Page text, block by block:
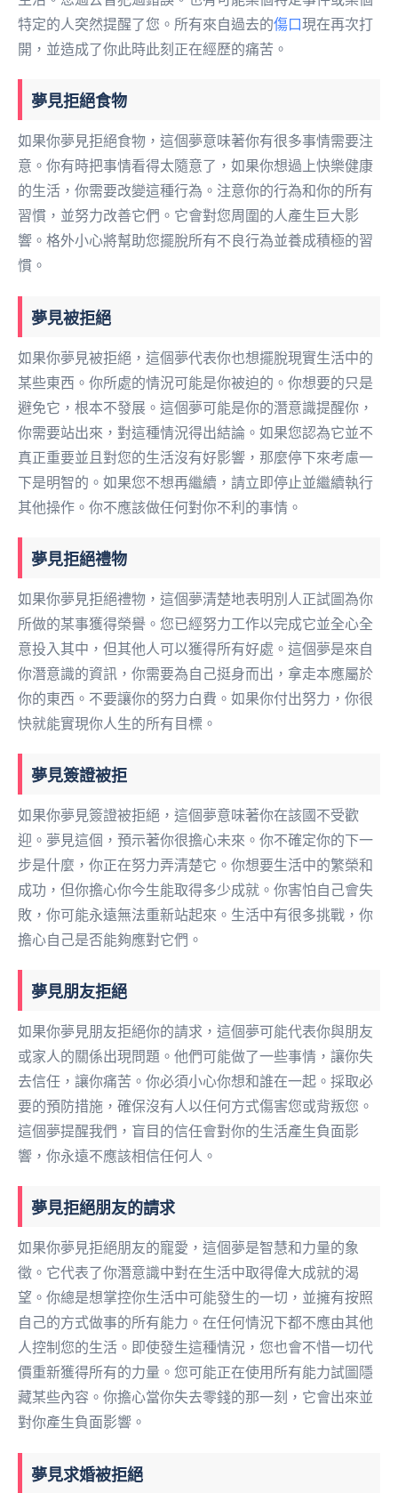
特定的人突然提醒了您。所有來自過去的傷口現在再次打
開，並造成了你此時此刻正在經歷的痛苦。
夢見拒絕食物
如果你夢見拒絕食物，這個夢意味著你有很多事情需要注
意。你有時把事情看得太隨意了，如果你想過上快樂健康
的生活，你需要改變這種行為。注意你的行為和你的所有
習慣，並努力改善它們。它會對您周圍的人產生巨大影
響。格外小心將幫助您擺脫所有不良行為並養成積極的習
慣。
夢見被拒絕
如果你夢見被拒絕，這個夢代表你也想擺脫現實生活中的
某些東西。你所處的情況可能是你被迫的。你想要的只是
避免它，根本不發展。這個夢可能是你的潛意識提醒你，
你需要站出來，對這種情況得出結論。如果您認為它並不
真正重要並且對您的生活沒有好影響，那麼停下來考慮一
下是明智的。如果您不想再繼續，請立即停止並繼續執行
其他操作。你不應該做任何對你不利的事情。
夢見拒絕禮物
如果你夢見拒絕禮物，這個夢清楚地表明別人正試圖為你
所做的某事獲得榮譽。您已經努力工作以完成它並全心全
意投入其中，但其他人可以獲得所有好處。這個夢是來自
你潛意識的資訊，你需要為自己挺身而出，拿走本應屬於
你的東西。不要讓你的努力白費。如果你付出努力，你很
快就能實現你人生的所有目標。
夢見簽證被拒
如果你夢見簽證被拒絕，這個夢意味著你在該國不受歡
迎。夢見這個，預示著你很擔心未來。你不確定你的下一
步是什麼，你正在努力弄清楚它。你想要生活中的繁榮和
成功，但你擔心你今生能取得多少成就。你害怕自己會失
敗，你可能永遠無法重新站起來。生活中有很多挑戰，你
擔心自己是否能夠應對它們。
夢見朋友拒絕
如果你夢見朋友拒絕你的請求，這個夢可能代表你與朋友
或家人的關係出現問題。他們可能做了一些事情，讓你失
去信任，讓你痛苦。你必須小心你想和誰在一起。採取必
要的預防措施，確保沒有人以任何方式傷害您或背叛您。
這個夢提醒我們，盲目的信任會對你的生活產生負面影
響，你永遠不應該相信任何人。
夢見拒絕朋友的請求
如果你夢見拒絕朋友的寵愛，這個夢是智慧和力量的象
徵。它代表了你潛意識中對在生活中取得偉大成就的渴
望。你總是想掌控你生活中可能發生的一切，並擁有按照
自己的方式做事的所有能力。在任何情況下都不應由其他
人控制您的生活。即使發生這種情況，您也會不惜一切代
價重新獲得所有的力量。您可能正在使用所有能力試圖隱
藏某些內容。你擔心當你失去零錢的那一刻，它會出來並
對你產生負面影響。
夢見求婚被拒絕